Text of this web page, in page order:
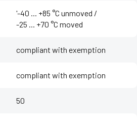
'-40 ... +85 °C unmoved /
-25 ... +70 °C moved
compliant with exemption
compliant with exemption
50